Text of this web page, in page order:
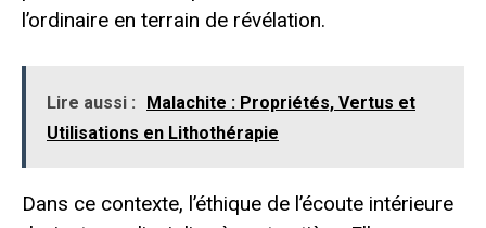
l’ordinaire en terrain de révélation.
Lire aussi :
Malachite : Propriétés, Vertus et
Utilisations en Lithothérapie
Dans ce contexte, l’éthique de l’écoute intérieure